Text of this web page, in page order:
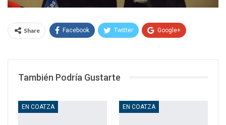
Share Facebook Twitter Google+
También Podría Gustarte
EN COATZA EN COATZA